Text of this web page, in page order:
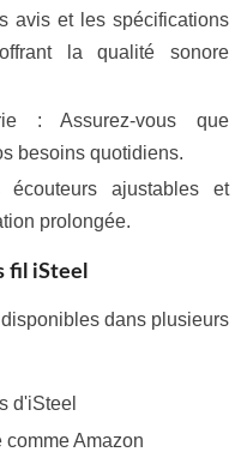
avis et les spécifications
la qualité sonore
: Assurez-vous que
besoins quotidiens.
ajustables et
prolongée.
fil iSteel
dans plusieurs
d'iSteel
comme Amazon